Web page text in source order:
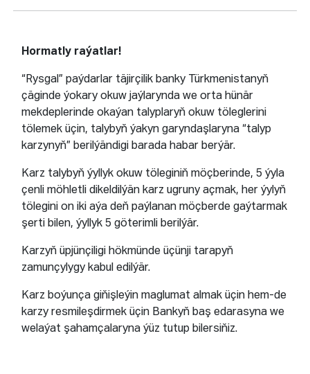
Hormatly raýatlar!
“Rysgal” paýdarlar täjirçilik banky Türkmenistanyň
çäginde ýokary okuw jaýlarynda we orta hünär
mekdeplerinde okaýan talyplaryň okuw töleglerini
tölemek üçin, talybyň ýakyn garyndaşlaryna “talyp
karzynyň” berilýändigi barada habar berýär.
Karz talybyň ýyllyk okuw töleginiň möçberinde, 5 ýyla
çenli möhletli dikeldilýän karz ugruny açmak, her ýylyň
tölegini on iki aýa deň paýlanan möçberde gaýtarmak
şerti bilen, ýyllyk 5 göterimli berilýär.
Karzyň üpjünçiligi hökmünde üçünji tarapyň
zamunçylygy kabul edilýär.
Karz boýunça giňişleýin maglumat almak üçin hem-de
karzy resmileşdirmek üçin Bankyň baş edarasyna we
welaýat şahamçalaryna ýüz tutup bilersiňiz.